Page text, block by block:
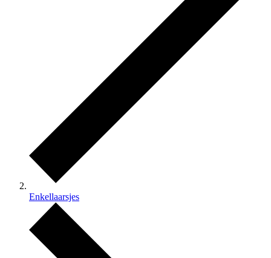
Enkellaarsjes